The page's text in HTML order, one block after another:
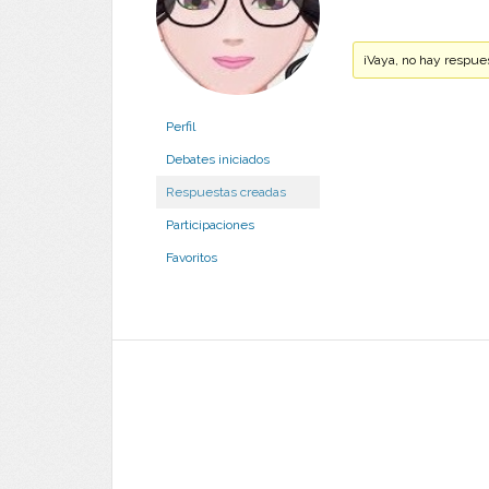
Perfil
Debates iniciados
Respuestas creadas
Participaciones
Favoritos
¡Vaya, no hay